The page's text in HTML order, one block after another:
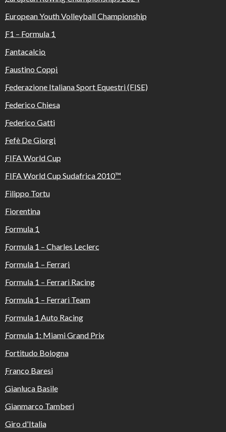
European Youth Volleyball Championship
F1 – Formula 1
Fantacalcio
Faustino Coppi
Federazione Italiana Sport Equestri (FISE)
Federico Chiesa
Federico Gatti
Fefè De Giorgi
FIFA World Cup
FIFA World Cup Sudafrica 2010™️
Filippo Tortu
Fiorentina
Formula 1
Formula 1 – Charles Leclerc
Formula 1 – Ferrari
Formula 1 – Ferrari Racing
Formula 1 – Ferrari Team
Formula 1 Auto Racing
Formula 1: Miami Grand Prix
Fortitudo Bologna
Franco Baresi
Gianluca Basile
Gianmarco Tamberi
Giro d'Italia